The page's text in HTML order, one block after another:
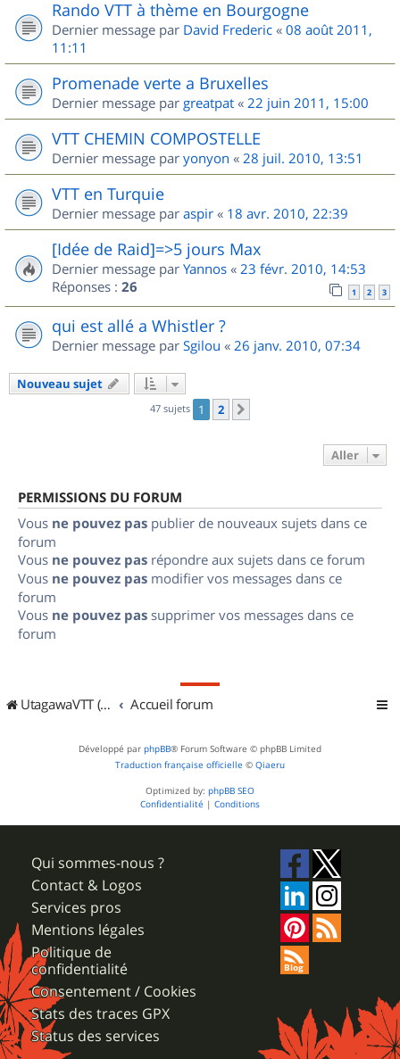
Rando VTT à thème en Bourgogne
Dernier message par David Frederic « 08 août 2011,
11:11
Promenade verte a Bruxelles
Dernier message par greatpat « 22 juin 2011, 15:00
VTT CHEMIN COMPOSTELLE
Dernier message par yonyon « 28 juil. 2010, 13:51
VTT en Turquie
Dernier message par aspir « 18 avr. 2010, 22:39
[Idée de Raid]=>5 jours Max
Dernier message par Yannos « 23 févr. 2010, 14:53
Réponses : 26 1 2 3
qui est allé a Whistler ?
Dernier message par Sgilou « 26 janv. 2010, 07:34
Nouveau sujet
47 sujets 1 2
Aller
PERMISSIONS DU FORUM
Vous ne pouvez pas publier de nouveaux sujets dans ce
forum
Vous ne pouvez pas répondre aux sujets dans ce forum
Vous ne pouvez pas modifier vos messages dans ce
forum
Vous ne pouvez pas supprimer vos messages dans ce
forum
UtagawaVTT (Randos VTT et VTTAE avec traces GPS) Accueil forum
Développé par phpBB® Forum Software © phpBB Limited
Traduction française officielle © Qiaeru
Optimized by: phpBB SEO
Confidentialité | Conditions
Qui sommes-nous ?
Contact & Logos
Services pros
Mentions légales
Politique de
confidentialité
Consentement / Cookies
Stats des traces GPX
Status des services